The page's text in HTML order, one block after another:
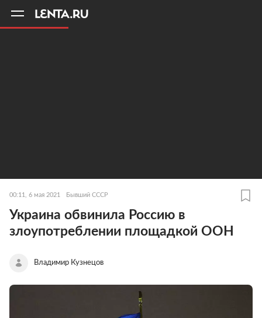
00:11, 6 мая 2021 Бывший СССР
Украина обвинила Россию в
злоупотреблении площадкой ООН
Владимир Кузнецов